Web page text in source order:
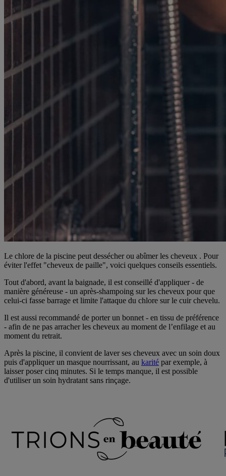
Le chlore de la piscine peut dessécher ou abîmer les cheveux . Pour
éviter l'effet "cheveux de paille", voici quelques conseils essentiels.
Tout d'abord, avant la baignade, il est conseillé d'appliquer - de
manière généreuse - un après-shampoing sur les cheveux pour que
celui-ci fasse barrage et limite l'attaque du chlore sur le cuir chevelu.
Il est aussi recommandé de porter un bonnet - en tissu de préférence
- afin de ne pas arracher les cheveux au moment de l’enfilage et au
moment du retrait.
Après la piscine, il convient de laver ses cheveux avec un soin doux
puis d'appliquer un masque nourrissant, au karité par exemple, à
laisser poser cinq minutes. Si le temps manque, il est possible
d'utiliser un soin hydratant sans rinçage.